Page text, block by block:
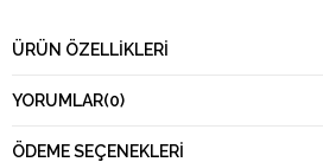
ÜRÜN ÖZELLIKLERI
YORUMLAR(0)
ÖDEME SEÇENEKLERI